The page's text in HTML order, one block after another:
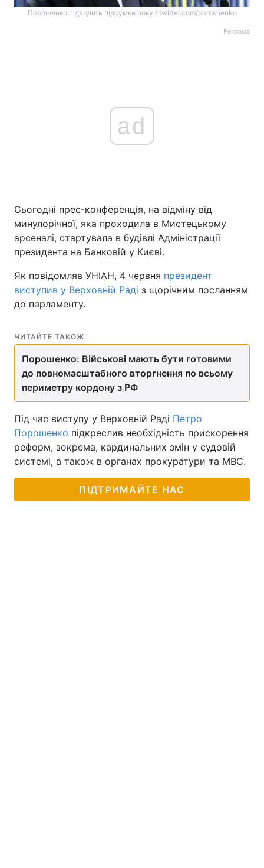
Порошенко підводить підсумки року / twitter.com/poroshenko
Реклама
ad
Сьогодні прес-конференція, на відміну від
минулорічної, яка проходила в Мистецькому
арсеналі, стартувала в будівлі Адміністрації
президента на Банковій у Києві.
Як повідомляв УНІАН, 4 червня президент
виступив у Верховній Раді з щорічним посланням
до парламенту.
ЧИТАЙТЕ ТАКОЖ
Порошенко: Військові мають бути готовими
до повномасштабного вторгнення по всьому
периметру кордону з РФ
Під час виступу у Верховній Раді Петро
Порошенко підкреслив необхідність прискорення
реформ, зокрема, кардинальних змін у судовій
системі, а також в органах прокуратури та МВС.
ПІДТРИМАЙТЕ НАС